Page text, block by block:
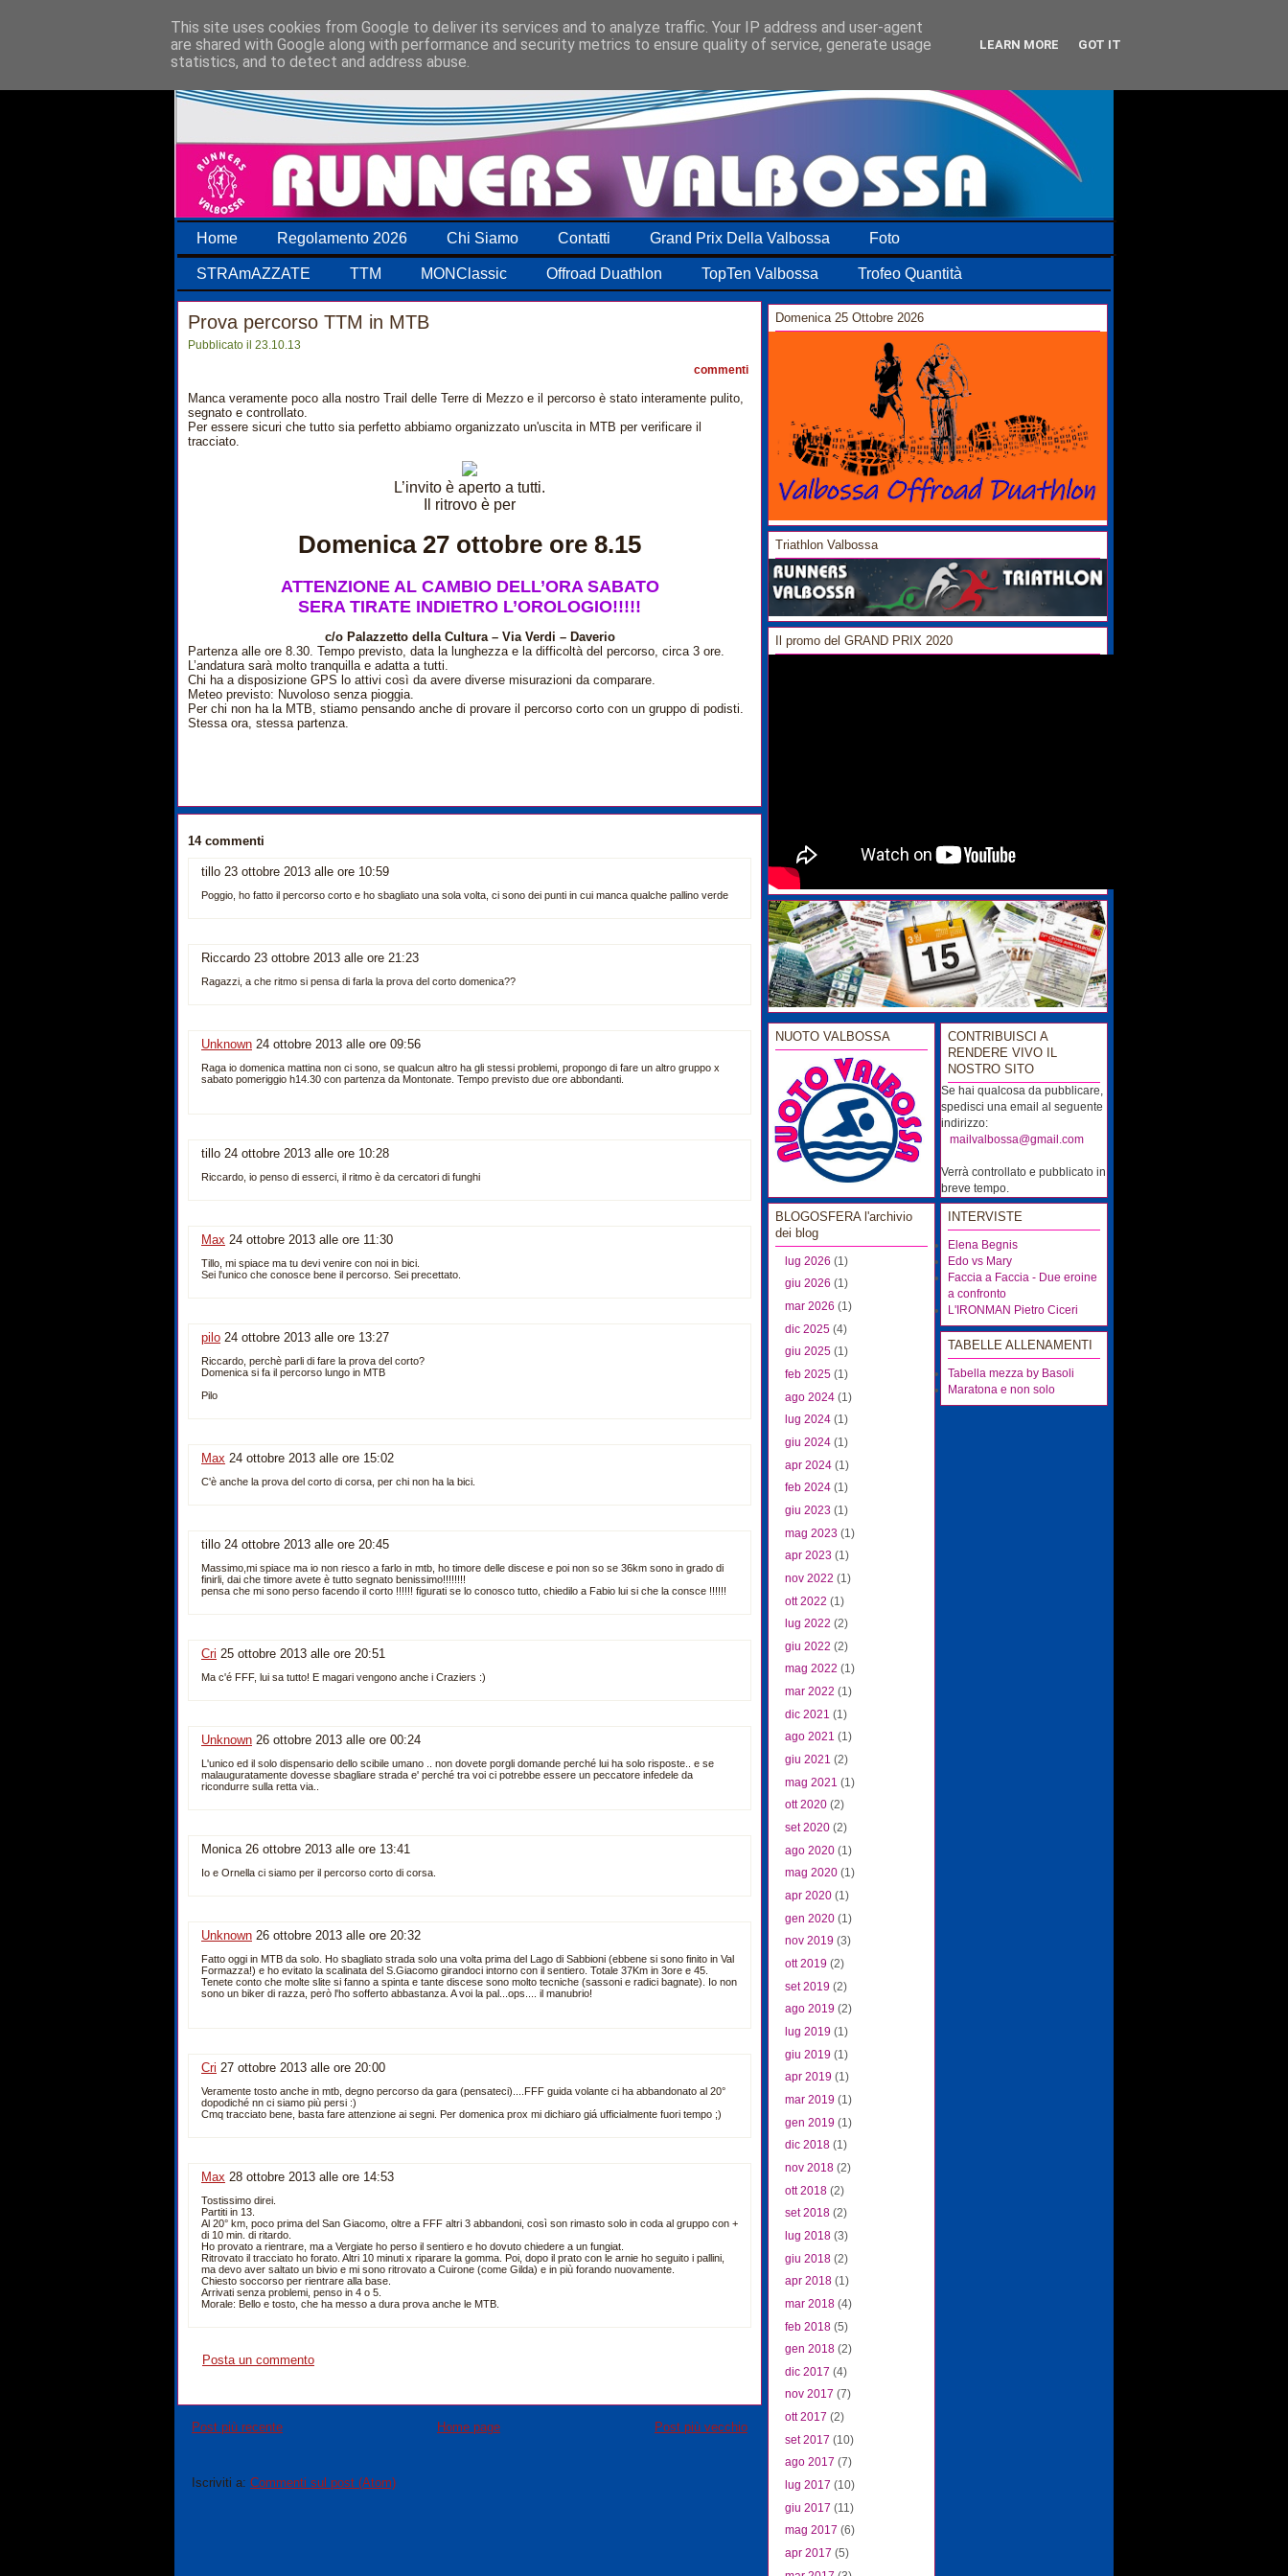
Home Regolamento 2026 Chi Siamo Contatti Grand Prix Della Valbossa Foto
STRAmAZZATE TTM MONClassic Offroad Duathlon TopTen Valbossa Trofeo Quantità
Prova percorso TTM in MTB
Pubblicato il 23.10.13
commenti
Manca veramente poco alla nostro Trail delle Terre di Mezzo e il percorso è stato interamente pulito,
segnato e controllato.
Per essere sicuri che tutto sia perfetto abbiamo organizzato un'uscita in MTB per verificare il
tracciato.
L’invito è aperto a tutti.
Il ritrovo è per
Domenica 27 ottobre ore 8.15
ATTENZIONE AL CAMBIO DELL’ORA SABATO
SERA TIRATE INDIETRO L’OROLOGIO!!!!!
c/o Palazzetto della Cultura – Via Verdi – Daverio
Partenza alle ore 8.30. Tempo previsto, data la lunghezza e la difficoltà del percorso, circa 3 ore.
L’andatura sarà molto tranquilla e adatta a tutti.
Chi ha a disposizione GPS lo attivi così da avere diverse misurazioni da comparare.
Meteo previsto: Nuvoloso senza pioggia.
Per chi non ha la MTB, stiamo pensando anche di provare il percorso corto con un gruppo di podisti.
Stessa ora, stessa partenza.
14 commenti
tillo 23 ottobre 2013 alle ore 10:59
Poggio, ho fatto il percorso corto e ho sbagliato una sola volta, ci sono dei punti in cui manca qualche pallino verde
Riccardo 23 ottobre 2013 alle ore 21:23
Ragazzi, a che ritmo si pensa di farla la prova del corto domenica??
Unknown 24 ottobre 2013 alle ore 09:56
Raga io domenica mattina non ci sono, se qualcun altro ha gli stessi problemi, propongo di fare un altro gruppo x
sabato pomeriggio h14.30 con partenza da Montonate. Tempo previsto due ore abbondanti.
tillo 24 ottobre 2013 alle ore 10:28
Riccardo, io penso di esserci, il ritmo è da cercatori di funghi
Max 24 ottobre 2013 alle ore 11:30
Tillo, mi spiace ma tu devi venire con noi in bici.
Sei l'unico che conosce bene il percorso. Sei precettato.
pilo 24 ottobre 2013 alle ore 13:27
Riccardo, perchè parli di fare la prova del corto?
Domenica si fa il percorso lungo in MTB
Pilo
Max 24 ottobre 2013 alle ore 15:02
C'è anche la prova del corto di corsa, per chi non ha la bici.
tillo 24 ottobre 2013 alle ore 20:45
Massimo,mi spiace ma io non riesco a farlo in mtb, ho timore delle discese e poi non so se 36km sono in grado di
finirli, dai che timore avete è tutto segnato benissimo!!!!!!!!
pensa che mi sono perso facendo il corto !!!!!! figurati se lo conosco tutto, chiedilo a Fabio lui si che la consce !!!!!!
Cri 25 ottobre 2013 alle ore 20:51
Ma c'é FFF, lui sa tutto! E magari vengono anche i Craziers :)
Unknown 26 ottobre 2013 alle ore 00:24
L'unico ed il solo dispensario dello scibile umano .. non dovete porgli domande perché lui ha solo risposte.. e se
malauguratamente dovesse sbagliare strada e' perché tra voi ci potrebbe essere un peccatore infedele da
ricondurre sulla retta via..
Monica 26 ottobre 2013 alle ore 13:41
Io e Ornella ci siamo per il percorso corto di corsa.
Unknown 26 ottobre 2013 alle ore 20:32
Fatto oggi in MTB da solo. Ho sbagliato strada solo una volta prima del Lago di Sabbioni (ebbene si sono finito in Val
Formazza!) e ho evitato la scalinata del S.Giacomo girandoci intorno con il sentiero. Totale 37Km in 3ore e 45.
Tenete conto che molte slite si fanno a spinta e tante discese sono molto tecniche (sassoni e radici bagnate). Io non
sono un biker di razza, però l'ho sofferto abbastanza. A voi la pal...ops.... il manubrio!
Cri 27 ottobre 2013 alle ore 20:00
Veramente tosto anche in mtb, degno percorso da gara (pensateci)....FFF guida volante ci ha abbandonato al 20°
dopodiché nn ci siamo più persi :)
Cmq tracciato bene, basta fare attenzione ai segni. Per domenica prox mi dichiaro giá ufficialmente fuori tempo ;)
Max 28 ottobre 2013 alle ore 14:53
Tostissimo direi.
Partiti in 13.
Al 20° km, poco prima del San Giacomo, oltre a FFF altri 3 abbandoni, così son rimasto solo in coda al gruppo con +
di 10 min. di ritardo.
Ho provato a rientrare, ma a Vergiate ho perso il sentiero e ho dovuto chiedere a un fungiat.
Ritrovato il tracciato ho forato. Altri 10 minuti x riparare la gomma. Poi, dopo il prato con le arnie ho seguito i pallini,
ma devo aver saltato un bivio e mi sono ritrovato a Cuirone (come Gilda) e in più forando nuovamente.
Chiesto soccorso per rientrare alla base.
Arrivati senza problemi, penso in 4 o 5.
Morale: Bello e tosto, che ha messo a dura prova anche le MTB.
Posta un commento
Post più recente Post più vecchio
Home page
Iscriviti a: Commenti sul post (Atom)
Domenica 25 Ottobre 2026
Triathlon Valbossa
Il promo del GRAND PRIX 2020
NUOTO VALBOSSA
BLOGOSFERA l'archivio
dei blog
lug 2026 (1)
giu 2026 (1)
mar 2026 (1)
dic 2025 (4)
giu 2025 (1)
feb 2025 (1)
ago 2024 (1)
lug 2024 (1)
giu 2024 (1)
apr 2024 (1)
feb 2024 (1)
giu 2023 (1)
mag 2023 (1)
apr 2023 (1)
nov 2022 (1)
ott 2022 (1)
lug 2022 (2)
giu 2022 (2)
mag 2022 (1)
mar 2022 (1)
dic 2021 (1)
ago 2021 (1)
giu 2021 (2)
mag 2021 (1)
ott 2020 (2)
set 2020 (2)
ago 2020 (1)
mag 2020 (1)
apr 2020 (1)
gen 2020 (1)
nov 2019 (3)
ott 2019 (2)
set 2019 (2)
ago 2019 (2)
lug 2019 (1)
giu 2019 (1)
apr 2019 (1)
mar 2019 (1)
gen 2019 (1)
dic 2018 (1)
nov 2018 (2)
ott 2018 (2)
set 2018 (2)
lug 2018 (3)
giu 2018 (2)
apr 2018 (1)
mar 2018 (4)
feb 2018 (5)
gen 2018 (2)
dic 2017 (4)
nov 2017 (7)
ott 2017 (2)
set 2017 (10)
ago 2017 (7)
lug 2017 (10)
giu 2017 (11)
mag 2017 (6)
apr 2017 (5)
CONTRIBUISCI A
RENDERE VIVO IL
NOSTRO SITO
Se hai qualcosa da pubblicare,
spedisci una email al seguente
indirizzo:
mailvalbossa@gmail.com
Verrà controllato e pubblicato in
breve tempo.
INTERVISTE
Elena Begnis
Edo vs Mary
Faccia a Faccia - Due eroine
a confronto
L'IRONMAN Pietro Ciceri
TABELLE ALLENAMENTI
Tabella mezza by Basoli
Maratona e non solo
This site uses cookies from Google to deliver its services and to analyze traffic. Your IP address and user-agent
are shared with Google along with performance and security metrics to ensure quality of service, generate usage
statistics, and to detect and address abuse.
LEARN MORE GOT IT